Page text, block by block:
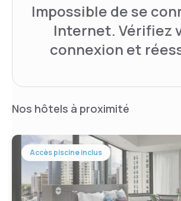
Impossible de se
Internet. Vérifiez
connexion et
Nos hôtels à proximité
Accès piscine inclus